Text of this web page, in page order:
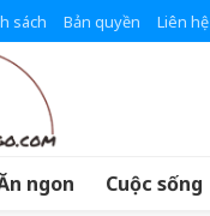
sách Bản quyền Liên hệ
ngon Cuộc sống